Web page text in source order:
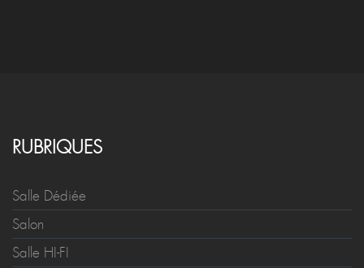
RUBRIQUES
Salle Dédiée
Salon
Salle HI-FI